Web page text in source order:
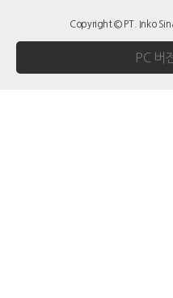
Copyright © PT. Inko
PC 버